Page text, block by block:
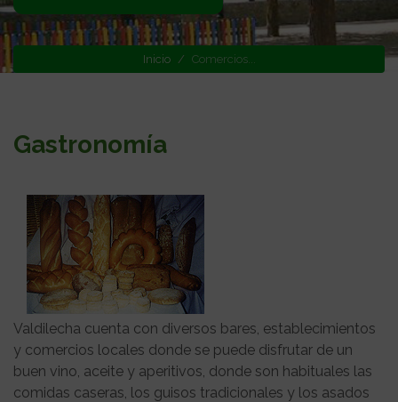
Inicio Comercios...
Gastronomía
Valdilecha cuenta con diversos bares, establecimientos
y comercios locales donde se puede disfrutar de un
buen vino, aceite y aperitivos, donde son habituales las
comidas caseras, los guisos tradicionales y los asados